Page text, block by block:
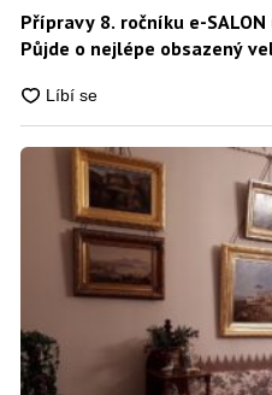
Přípravy 8. ročníku e-
Půjde o nejlépe obsazený